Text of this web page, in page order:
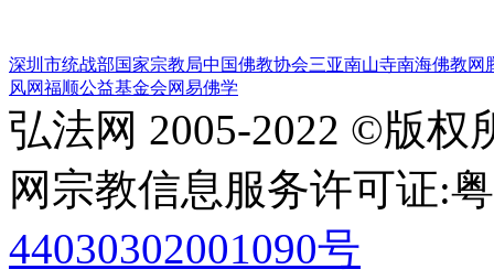
深圳市统战部国家宗教局中国佛教协会三亚南山寺南海佛教网
风网福顺公益基金会网易佛学
弘法网 2005-2022 ©版权
网宗教信息服务许可证:
44030302001090号